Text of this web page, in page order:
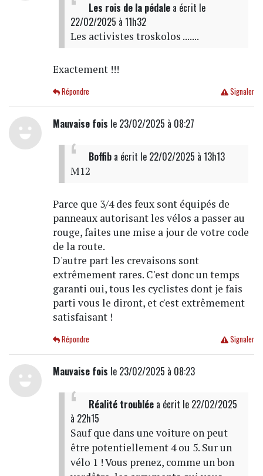
Les rois de la pédalea écrit le
22/02/2025 à 11h32
Les activistes troskolos .......
Exactement !!!
Signaler
Répondre
Mauvaise fois le 23/02/2025 à 08:27
Boffiba écrit le 22/02/2025 à 13h13
M12
Parce que 3/4 des feux sont équipés de
panneaux autorisant les vélos a passer au
rouge, faites une mise a jour de votre code
de la route.
D'autre part les crevaisons sont
extrêmement rares. C'est donc un temps
garanti oui, tous les cyclistes dont je fais
parti vous le diront, et c'est extrêmement
satisfaisant !
Signaler
Répondre
Mauvaise fois le 23/02/2025 à 08:23
Réalité troubléea écrit le 22/02/2025
à 22h15
Sauf que dans une voiture on peut
être potentiellement 4 ou 5. Sur un
vélo 1 ! Vous prenez, comme un bon